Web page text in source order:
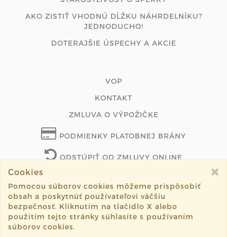
AKO ZISTIŤ VHODNÚ DĹŽKU NÁHRDELNÍKU?
JEDNODUCHO!
DOTERAJŠIE ÚSPECHY A AKCIE
VOP
KONTAKT
ZMLUVA O VÝPOŽIČKE
PODMIENKY PLATOBNEJ BRÁNY
ODSTÚPIŤ OD ZMLUVY ONLINE
©2026 lukzudesign.com všetky práva vyhradené.
Vytvorené systémomsashe.sk
Cookies
Pomocou súborov cookies môžeme prispôsobiť
obsah a poskytnúť používateľovi väčšiu
bezpečnosť. Kliknutím na tlačidlo X alebo
použitím tejto stránky súhlasíte s používaním
súborov cookies.